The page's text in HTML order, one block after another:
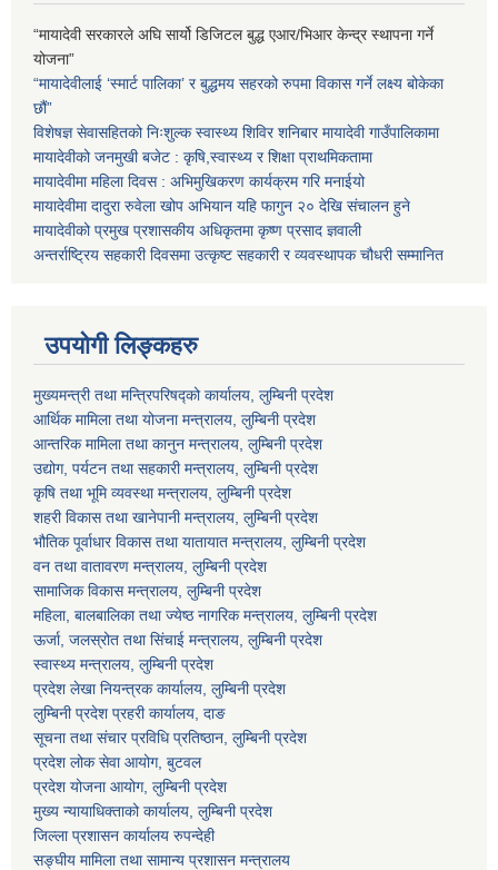
“मायादेवी सरकारले अघि सार्यो डिजिटल बुद्ध एआर/भिआर केन्द्र स्थापना गर्ने
योजना”
“मायादेवीलाई ‘स्मार्ट पालिका’ र बुद्धमय सहरको रुपमा विकास गर्ने लक्ष्य बोकेका
छौं”
विशेषज्ञ सेवासहितको निःशुल्क स्वास्थ्य शिविर शनिबार मायादेवी गाउँपालिकामा
मायादेवीको जनमुखी बजेट : कृषि,स्वास्थ्य र शिक्षा प्राथमिकतामा
मायादेवीमा महिला दिवस : अभिमुखिकरण कार्यक्रम गरि मनाईयो
मायादेवीमा दादुरा रुवेला खोप अभियान यहि फागुन २० देखि संचालन हुने
मायादेवीको प्रमुख प्रशासकीय अधिकृतमा कृष्ण प्रसाद ज्ञवाली
अन्तर्राष्ट्रिय सहकारी दिवसमा उत्कृष्ट सहकारी र व्यवस्थापक चौधरी सम्मानित
उपयोगी लिङ्कहरु
मुख्यमन्त्री तथा मन्त्रिपरिषद्को कार्यालय, लुम्बिनी प्रदेश
आर्थिक मामिला तथा योजना मन्त्रालय, लुम्बिनी प्रदेश
आन्तरिक मामिला तथा कानुन मन्त्रालय, लुम्बिनी प्रदेश
उद्योग, पर्यटन तथा सहकारी मन्त्रालय, लुम्बिनी प्रदेश
कृषि तथा भूमि व्यवस्था मन्त्रालय, लुम्बिनी प्रदेश
शहरी विकास तथा खानेपानी मन्त्रालय, लुम्बिनी प्रदेश
भौतिक पूर्वाधार विकास तथा यातायात मन्त्रालय, लुम्बिनी प्रदेश
वन तथा वातावरण मन्त्रालय, लुम्बिनी प्रदेश
सामाजिक विकास मन्त्रालय, लुम्बिनी प्रदेश
महिला, बालबालिका तथा ज्येष्ठ नागरिक मन्त्रालय, लुम्बिनी प्रदेश
ऊर्जा, जलस्रोत तथा सिंचाई मन्त्रालय, लुम्बिनी प्रदेश
स्वास्थ्य मन्त्रालय, लुम्बिनी प्रदेश
प्रदेश लेखा नियन्त्रक कार्यालय, लुम्बिनी प्रदेश
लुम्बिनी प्रदेश प्रहरी कार्यालय, दाङ
सूचना तथा संचार प्रविधि प्रतिष्ठान, लुम्बिनी प्रदेश
प्रदेश लोक सेवा आयोग, बुटवल
प्रदेश योजना आयोग, लुम्बिनी प्रदेश
मुख्य न्यायाधिक्ताको कार्यालय, लुम्बिनी प्रदेश
जिल्ला प्रशासन कार्यालय रुपन्देही
सङ्घीय मामिला तथा सामान्य प्रशासन मन्त्रालय